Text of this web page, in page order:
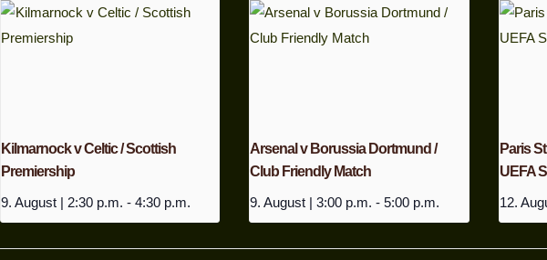
Kilmarnock v Celtic / Scottish
Premiership
9. August | 2:30 p.m. - 4:30 p.m.
Arsenal v Borussia Dortmund /
Club Friendly Match
9. August | 3:00 p.m. - 5:00 p.m.
Paris
UEFA
12.